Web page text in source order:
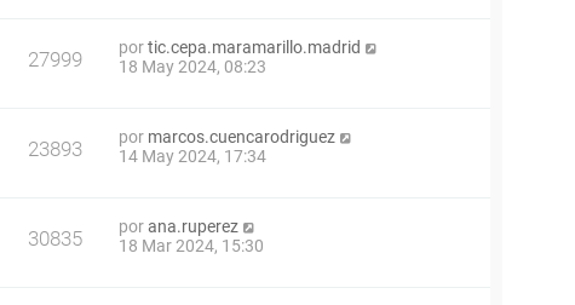
27999 portic.cepa.maramarillo.madrid
18 May 2024, 08:23
23893 por marcos.cuencarodriguez
14 May 2024, 17:34
30835 porana.ruperez
18 Mar 2024, 15:30